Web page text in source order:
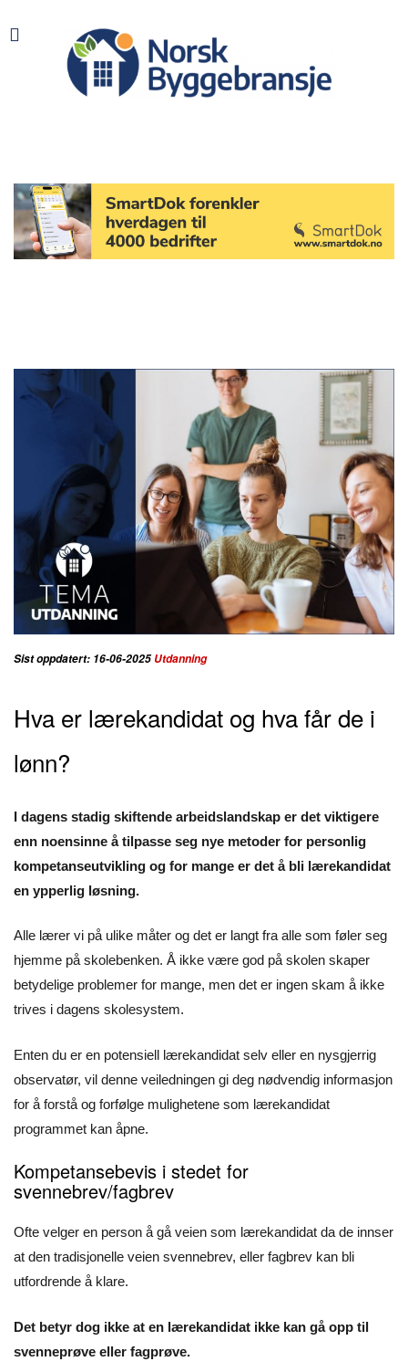
Sist oppdatert: 16-06-2025 Utdanning
Hva er lærekandidat og hva får de i
lønn?
I dagens stadig skiftende arbeidslandskap er det viktigere
enn noensinne å tilpasse seg nye metoder for personlig
kompetanseutvikling og for mange er det å bli lærekandidat
en ypperlig løsning.
Alle lærer vi på ulike måter og det er langt fra alle som føler seg
hjemme på skolebenken. Å ikke være god på skolen skaper
betydelige problemer for mange, men det er ingen skam å ikke
trives i dagens skolesystem.
Enten du er en potensiell lærekandidat selv eller en nysgjerrig
observatør, vil denne veiledningen gi deg nødvendig informasjon
for å forstå og forfølge mulighetene som lærekandidat
programmet kan åpne.
Kompetansebevis i stedet for
svennebrev/fagbrev
Ofte velger en person å gå veien som lærekandidat da de innser
at den tradisjonelle veien svennebrev, eller fagbrev kan bli
utfordrende å klare.
Det betyr dog ikke at en lærekandidat ikke kan gå opp til
svenneprøve eller fagprøve.